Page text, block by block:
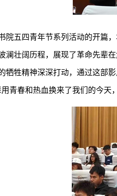
院五四青年节系列活动的开篇
澜壮阔历程，展现了革命先辈
牺牲精神深深打动，通过这部
青春和热血换来了我们的今